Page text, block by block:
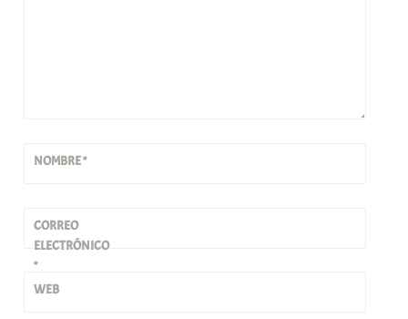
NOMBRE*
CORREO
ELECTRÓNICO
*
WEB